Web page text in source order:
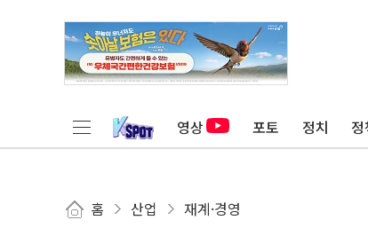
영상 포토 정치 정
홈 산업 재계·경영